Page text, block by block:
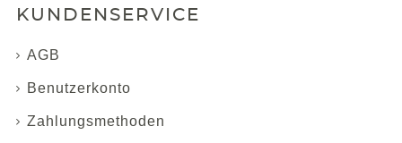
KUNDENSERVICE
AGB
Benutzerkonto
Zahlungsmethoden